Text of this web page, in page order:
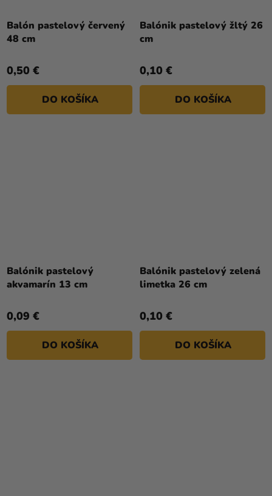
Balón pastelový červený
48 cm
0,50 €
DO KOŠÍKA
Balónik pastelový žltý 26
cm
0,10 €
DO KOŠÍKA
Balónik pastelový
akvamarín 13 cm
hodnotenie
produktu
5
hviezdičiek.
0,09 €
DO KOŠÍKA
Balónik pastelový zelená
limetka 26 cm
hodnotenie
produktu
5
hviezdičiek.
0,10 €
DO KOŠÍKA